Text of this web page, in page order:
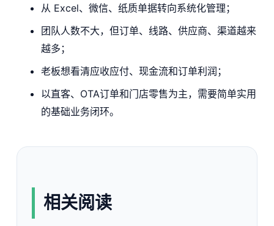
从 Excel、微信、纸质单据转向系统化管理；
团队人数不大，但订单、线路、供应商、渠道越来
越多；
老板想看清应收应付、现金流和订单利润；
以直客、OTA订单和门店零售为主，需要简单实用
的基础业务闭环。
相关阅读